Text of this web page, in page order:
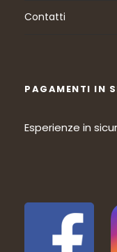
Contatti
PAGAMENTI IN
Esperienze in